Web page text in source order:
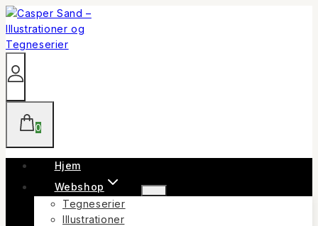
Skip
to
content
0
Hjem
Webshop
Tegneserier
Illustrationer